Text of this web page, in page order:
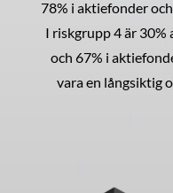
78% i aktiefonder
I riskgrupp 4 är
och 67% i
vara en långsiktig